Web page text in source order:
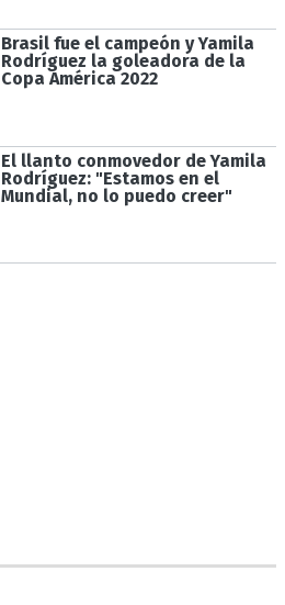
Brasil fue el campeón y Yamila
Rodríguez la goleadora de la
Copa América 2022
El llanto conmovedor de Yamila
Rodríguez: "Estamos en el
Mundial, no lo puedo creer"